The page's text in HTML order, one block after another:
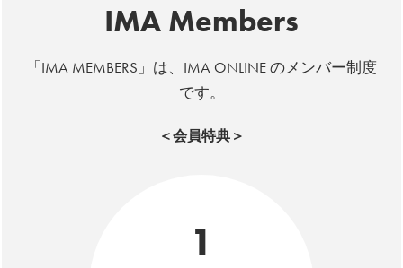
IMA Members
「IMA MEMBERS」は、IMA ONLINE のメンバー制度
です。
＜会員特典＞
1